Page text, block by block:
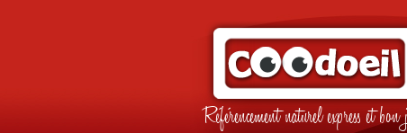
Référencement naturel express et